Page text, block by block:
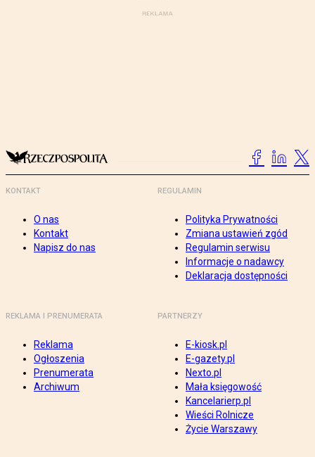
KONTAKT
O nas
Kontakt
Napisz do nas
REGULAMIN
Polityka Prywatności
Zmiana ustawień zgód
Regulamin serwisu
Informacje o nadawcy
Deklaracja dostępności
REKLAMA I PRENUMERATA
Reklama
Ogłoszenia
Prenumerata
Archiwum
PARTNERZY
E-kiosk.pl
E-gazety.pl
Nexto.pl
Mała księgowość
Kancelarierp.pl
Wieści Rolnicze
Życie Warszawy